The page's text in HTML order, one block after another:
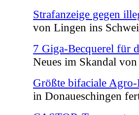
Strafanzeige gegen
von Lingen ins
7 Giga-Becquerel für
Neues im Skandal von
Größte bifaciale
in Donaueschingen